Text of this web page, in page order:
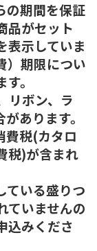
の期間を保証
品がセット
表示していま
）期限につい
。
リボン、ラ
あります。
税(カタロ
税)が含まれ
ている盛りつ
ていませんの
込みくださ